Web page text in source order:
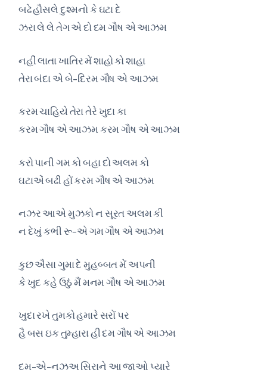
બઢે હૌસલે દુશ્મનો કે ઘટા દે
ઝરા લે લે તેગ એ દો દમ ગૌષ એ આઝમ
નહીં લાતા ખાતિર મેં શાહો કો શાહા
તેરા બંદા એ બે-દિરમ ગૌષ એ આઝમ
કરમ ચાહિયે તેરા તેરે ખુદા કા
કરમ ગૌષ એ આઝમ કરમ ગૌષ એ આઝમ
કરો પાની ગમ કો બહા દો અલમ કો
ઘટાએં બઢી હોં કરમ ગૌષ એ આઝમ
નઝર આએ મુઝકો ન સૂરત અલમ કી
ન દેખું કભી રૂ-એ ગમ ગૌષ એ આઝમ
કુછ ઐસા ગુમા દે મુહબ્બત મેં અપની
કે ખુદ કહે ઉઠું મૈં મનમ ગૌષ એ આઝમ
ખુદા રખે તુમકો હમારે સરોં પર
હૈ બસ ઇક તુમ્હારા હી દમ ગૌષ એ આઝમ
દમ-એ-નઝઅ સિરાને આ જાઓ પ્યારે